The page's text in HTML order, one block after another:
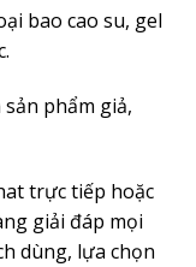
bao cao su, gel
phẩm giả,
trực tiếp hoặc
giải đáp mọi
dùng, lựa chọn